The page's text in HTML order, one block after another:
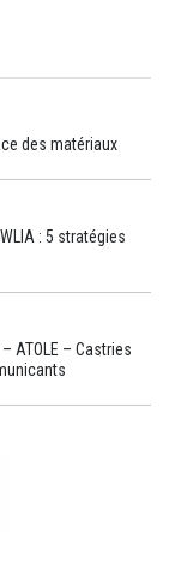
des matériaux
: 5 stratégies
ATOLE – Castries